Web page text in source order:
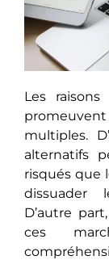
Les
multiplеs.
alternatifs
risqués que
dissuader
D’autre
ces